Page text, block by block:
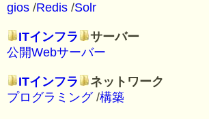
gios /Redis /Solr
ITインフラ
サーバー
公開Webサーバー
ITインフラ
ネットワーク
プログラミング/構築